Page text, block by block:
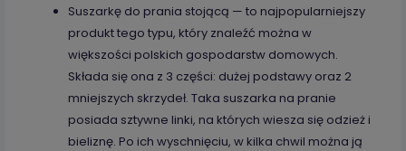
Suszarkę do prania stojącą — to najpopularniejszy
produkt tego typu, który znaleźć można w
większości polskich gospodarstw domowych.
Składa się ona z 3 części: dużej podstawy oraz 2
mniejszych skrzydeł. Taka suszarka na pranie
posiada sztywne linki, na których wiesza się odzież i
bieliznę. Po ich wyschnięciu, w kilka chwil można ją